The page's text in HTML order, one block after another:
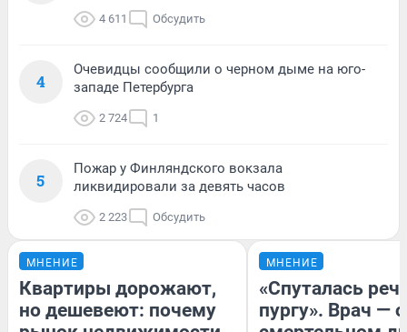
4 611 Обсудить
4
Очевидцы сообщили о черном дыме на юго-
западе Петербурга
2 724 1
5
Пожар у Финляндского вокзала
ликвидировали за девять часов
2 223 Обсудить
МНЕНИЕ
Квартиры дорожают,
но дешевеют: почему
МНЕНИЕ
«Спуталась
пургу». Врач — о